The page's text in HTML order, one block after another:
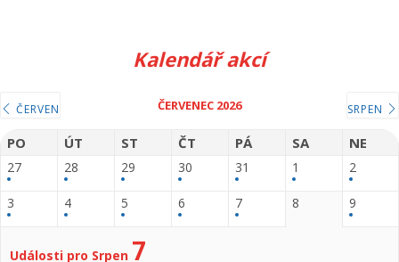
Kalendář akcí
ČERVEN ČERVENEC 2026 SRPEN
PO ÚT ST ČT PÁ SA NE
27 28 29 30 31 1 2
3 4 5 6 7 8 9
Události pro Srpen 7